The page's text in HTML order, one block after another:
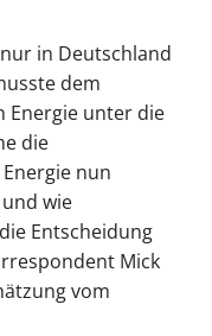
in Deutschland
dem
Energie unter die
die
nun
wie
Entscheidung
Mick
vom